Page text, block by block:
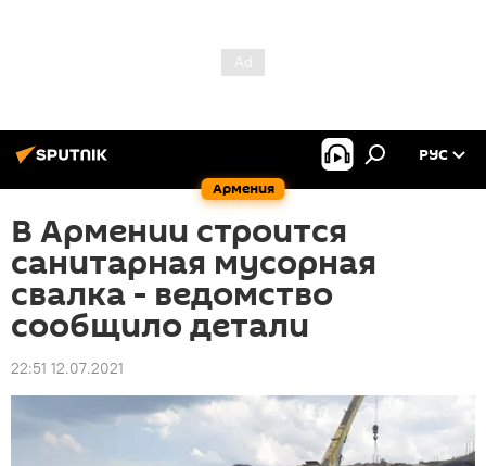
Армения
РУС
В Армении строится
санитарная мусорная
свалка - ведомство
сообщило детали
22:51 12.07.2021